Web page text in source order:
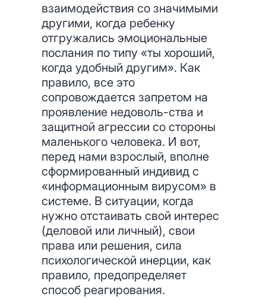
взаимодействия со значимыми
другими, когда ребенку
отгружались эмоциональные
послания по типу «ты хороший,
когда удобный другим». Как
правило, все это
сопровождается запретом на
проявление недоволь-ства и
защитной агрессии со стороны
маленького человека. И вот,
перед нами взрослый, вполне
сформированный индивид с
«информационным вирусом» в
системе. В ситуации, когда
нужно отстаивать свой интерес
(деловой или личный), свои
права или решения, сила
психологической инерции, как
правило, предопределяет
способ реагирования.